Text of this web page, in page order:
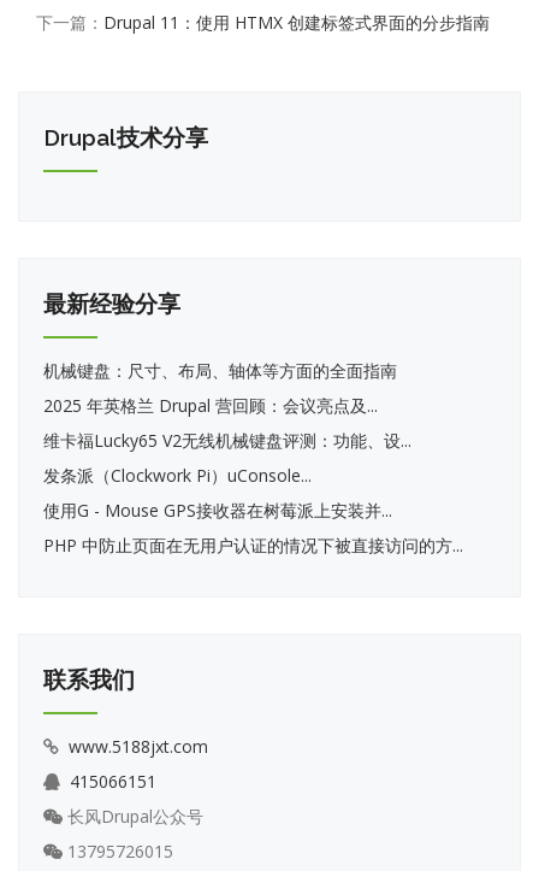
下一篇： Drupal 11：使用 HTMX 创建标签式界面的分步指南
Drupal技术分享
最新经验分享
机械键盘：尺寸、布局、轴体等方面的全面指南
2025 年英格兰 Drupal 营回顾：会议亮点及...
维卡福Lucky65 V2无线机械键盘评测：功能、设...
发条派（Clockwork Pi）uConsole...
使用G - Mouse GPS接收器在树莓派上安装并...
PHP 中防止页面在无用户认证的情况下被直接访问的方...
联系我们
www.5188jxt.com
415066151
长风Drupal公众号
13795726015